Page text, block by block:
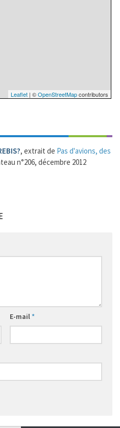
Leaflet| ©OpenStreetMapcontributors
, extrait de Pas d'avions, des
n°206, décembre 2012
E-mail*